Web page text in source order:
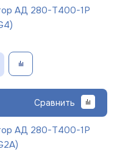
АД 280-Т400-1Р
Сравнить
АД 280-Т400-1Р